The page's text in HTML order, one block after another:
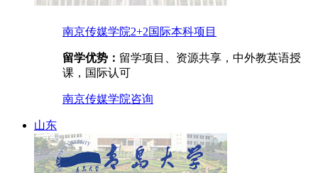
南京传媒学院2+2国际本科项目
留学优势： 留学项目、资源共享，中外教英语授
课，国际认可
南京传媒学院咨询
山东